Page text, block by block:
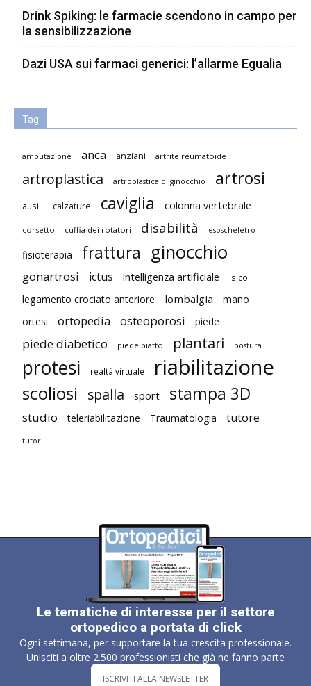
Drink Spiking: le farmacie scendono in campo per
la sensibilizzazione
Dazi USA sui farmaci generici: l’allarme Egualia
Tag
amputazione anca anziani artrite reumatoide
artroplastica artroplastica di ginocchio artrosi
ausili calzature caviglia colonna vertebrale
corsetto cuffia dei rotatori disabilità esoscheletro
fisioterapia frattura ginocchio
gonartrosi ictus intelligenza artificiale Isico
legamento crociato anteriore lombalgia
mano
ortesi
ortopedia osteoporosi piede
piede diabetico piede piatto plantari postura
protesi realtà virtuale riabilitazione
scoliosi spalla sport stampa 3D
studio teleriabilitazione Traumatologia tutore
tutori
Le tematiche di interesse per il settore
ortopedico a portata di click
Ogni settimana, per supportare la tua crescita professionale.
Unisciti a oltre 2.500 professionisti che già ne fanno parte
ISCRIVITI ALLA NEWSLETTER